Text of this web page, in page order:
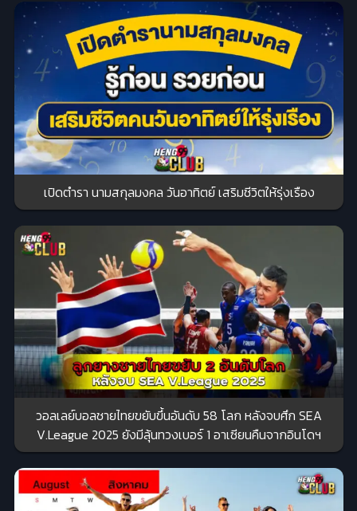
เปิดตำรา นามสกุลมงคล วันอาทิตย์ เสริมชีวิตให้รุ่งเรือง
วอลเลย์บอลชายไทยขยับขึ้นอันดับ 58 โลก หลังจบศึก SEA
V.League 2025 ยังมีลุ้นทวงเบอร์ 1 อาเซียนคืนจากอินโดฯ